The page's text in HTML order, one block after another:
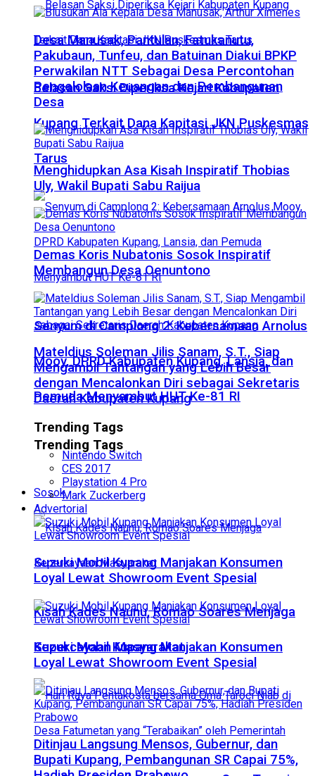
Belasan Saksi Diperiksa Kejari Kabupaten
Kupang Terkait Dana Kapitasi JKN Puskesmas
Tarus
Senyum di Camplong 2: Kebersamaan Arnolus
Mooy, DPRD Kabupaten Kupang, Lansia, dan
Pemuda Menyambut HUT Ke-81 RI
Trending Tags
Sosok
Kisah Kades Naunu, Romao Soares Menjaga
Kepercayaan Masyarakat
Desa Manusak, Pantulan, Fatukanutu,
Pakubaun, Tunfeu, dan Batuinan Diakui BPKP
Perwakilan NTT Sebagai Desa Percontohan
Pengelolaan Keuangan dan Pembangunan
Desa
Menghidupkan Asa Kisah Inspiratif Thobias
Uly, Wakil Bupati Sabu Raijua
Demas Koris Nubatonis Sosok Inspiratif
Membangun Desa Oenuntono
Mateldius Soleman Jilis Sanam, S.T., Siap
Mengambil Tantangan yang Lebih Besar
dengan Mencalonkan Diri sebagai Sekretaris
Daerah Kabupaten Kupang
Trending Tags
Nintendo Switch
CES 2017
Playstation 4 Pro
Mark Zuckerberg
Advertorial
Suzuki Mobil Kupang Manjakan Konsumen
Loyal Lewat Showroom Event Spesial
Suzuki Mobil Kupang Manjakan Konsumen
Loyal Lewat Showroom Event Spesial
Ditinjau Langsung Mensos, Gubernur, dan
Bupati Kupang, Pembangunan SR Capai 75%,